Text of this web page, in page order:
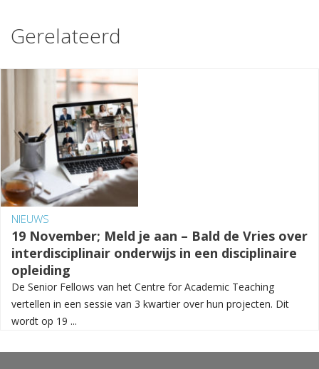
Gerelateerd
NIEUWS
19 November; Meld je aan – Bald de Vries over
interdisciplinair onderwijs in een disciplinaire
opleiding
De Senior Fellows van het Centre for Academic Teaching
vertellen in een sessie van 3 kwartier over hun projecten. Dit
wordt op 19 ...